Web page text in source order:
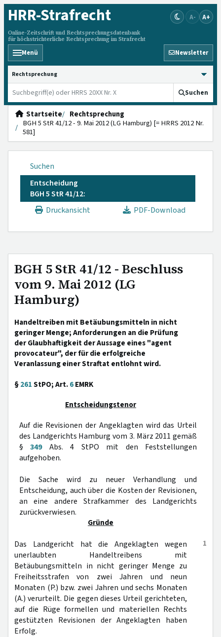
HRR-Strafrecht
Online-Zeitschrift und Rechtsprechungsdatenbank
für höchstrichterliche Rechtsprechung im Strafrecht
A- A+
Menü Newsletter
HRRS durchsuchen
Suchen
Startseite
Rechtsprechung
BGH 5 StR 41/12 - 9. Mai 2012 (LG Hamburg) [= HRRS 2012 Nr.
581]
Suchen
Entscheidung
BGH 5 StR 41/12:
Druckansicht
PDF-Download
BGH 5 StR 41/12 - Beschluss
vom 9. Mai 2012 (LG
Hamburg)
Handeltreiben mit Betäubungsmitteln in nicht
geringer Menge; Anforderungen an die Prüfung
der Glaubhaftigkeit der Aussage eines "agent
provocateur", der für die erfolgreiche
Veranlassung einer Straftat entlohnt wird.
§261StPO; Art.6EMRK
Entscheidungstenor
Auf die Revisionen der Angeklagten wird das Urteil
des Landgerichts Hamburg vom 3. März 2011 gemäß
§349Abs. 4 StPO mit den Feststellungen
aufgehoben.
Die Sache wird zu neuer Verhandlung und
Entscheidung, auch über die Kosten der Revisionen,
an eine andere Strafkammer des Landgerichts
zurückverwiesen.
Gründe
1
Das Landgericht hat die Angeklagten wegen
unerlaubten Handeltreibens mit
Betäubungsmitteln in nicht geringer Menge zu
Freiheitsstrafen von zwei Jahren und neun
Monaten (P.) bzw. zwei Jahren und sechs Monaten
(A.) verurteilt. Die gegen dieses Urteil gerichteten,
auf die Rüge formellen und materiellen Rechts
gestützten Revisionen der Angeklagten haben
Erfolg.